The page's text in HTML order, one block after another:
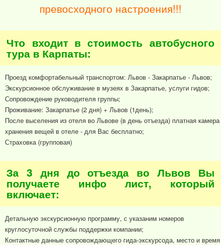
превосходного настроения!!!
Что входит в стоимость автобусного
тура в Карпаты:
Проезд комфортабельный транспортом: Львов - Закарпатье - Львов;
Экскурсионное обслуживание в музеях в Закарпатье, услуги гидов;
Сопровождение руководителя группы;
Проживание: Закарпатье (2 дня) + Львов (1день);
После выселения из отеля во Львове (в день отъезда) платная камера
хранения вещей в отеле - для Вас бесплатно;
Страховка (групповая)
За 3 дня до отъезда во Львов Вы
получаете инфо лист, который
включает:
Детальную экскурсионную программу, с указаним номеров
круглосуточной службы поддержки компании;
Контактные данные сопровождающего гида-экскурсода, место и время